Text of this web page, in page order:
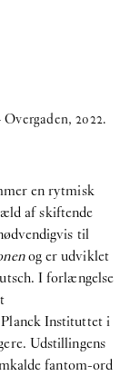
2022.
en rytmisk
af skiftende
til
og er udviklet
I forlængelse
Instituttet i
Udstillingens
fantom-ord